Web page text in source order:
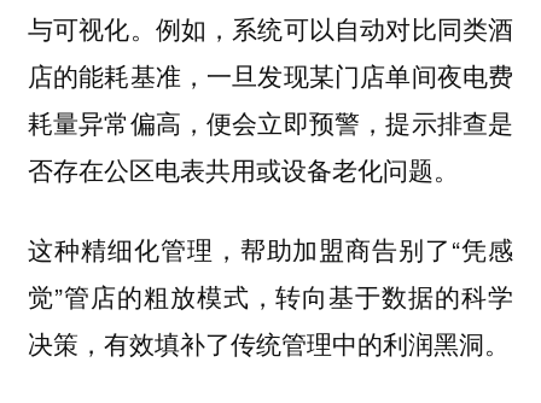
与可视化。例如，系统可以自动对比同类酒
店的能耗基准，一旦发现某门店单间夜电费
耗量异常偏高，便会立即预警，提示排查是
否存在公区电表共用或设备老化问题。
这种精细化管理，帮助加盟商告别了“凭感
觉”管店的粗放模式，转向基于数据的科学
决策，有效填补了传统管理中的利润黑洞。